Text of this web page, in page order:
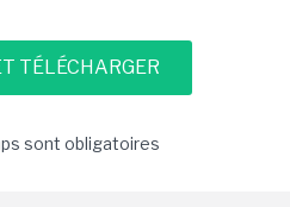
sont obligatoires